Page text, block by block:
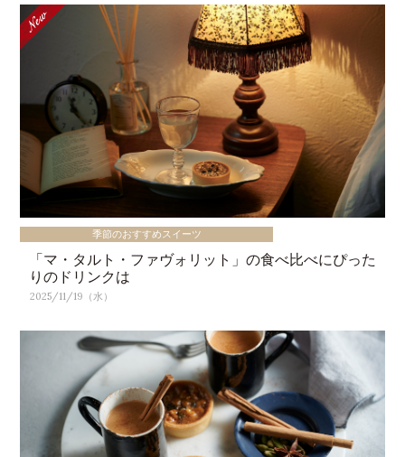
季節のおすすめスイーツ
「マ・タルト・ファヴォリット」の食べ比べにぴった
りのドリンクは
2025/11/19（水）